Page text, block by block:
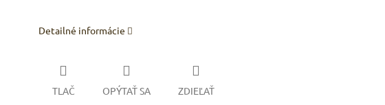
Detailné informácie
TLAČ OPÝTAŤ SA ZDIEĽAŤ